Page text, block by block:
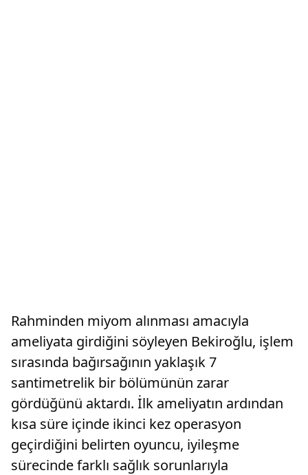
Rahminden miyom alınması amacıyla
ameliyata girdiğini söyleyen Bekiroğlu, işlem
sırasında bağırsağının yaklaşık 7
santimetrelik bir bölümünün zarar
gördüğünü aktardı. İlk ameliyatın ardından
kısa süre içinde ikinci kez operasyon
geçirdiğini belirten oyuncu, iyileşme
sürecinde farklı sağlık sorunlarıyla